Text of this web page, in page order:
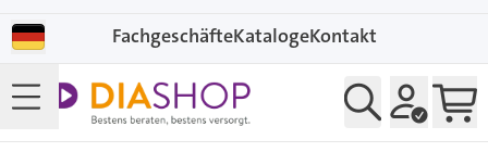
FachgeschäfteKatalogeKontakt